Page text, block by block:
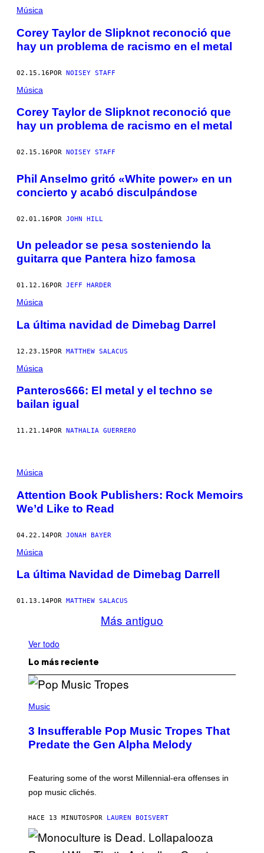
Música
Corey Taylor de Slipknot reconoció que
hay un problema de racismo en el metal
02.15.16POR NOISEY STAFF
Música
Corey Taylor de Slipknot reconoció que
hay un problema de racismo en el metal
02.15.16 POR NOISEY STAFF
Phil Anselmo gritó «White power» en un
concierto y acabó disculpándose
02.01.16POR JOHN HILL
Un peleador se pesa sosteniendo la
guitarra que Pantera hizo famosa
01.12.16 POR JEFF HARDER
Música
La última navidad de Dimebag Darrel
12.23.15POR MATTHEW SALACUS
Música
Panteros666: El metal y el techno se
bailan igual
11.21.14POR NATHALIA GUERRERO
Música
Attention Book Publishers: Rock Memoirs
We’d Like to Read
04.22.14POR JONAH BAYER
Música
La última Navidad de Dimebag Darrell
01.13.14POR MATTHEW SALACUS
Más antiguo
Ver todo
Lo más reciente
P
T
O
B
A
C
O
U
S
Music
3 Insufferable Pop Music Tropes That
Predate the Gen Alpha Melody
Featuring some of the worst Millennial-era offenses in
pop music clichés.
HACE 13 MINUTOS POR LAUREN BOISVERT